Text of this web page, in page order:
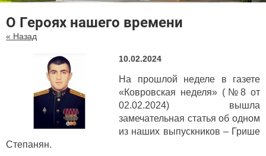
О Героях нашего времени
« Назад
10.02.2024
На прошлой неделе в газете
«Ковровская неделя» (№8 от
02.02.2024) вышла
замечательная статья об одном
из наших выпускников – Грише
Степанян.